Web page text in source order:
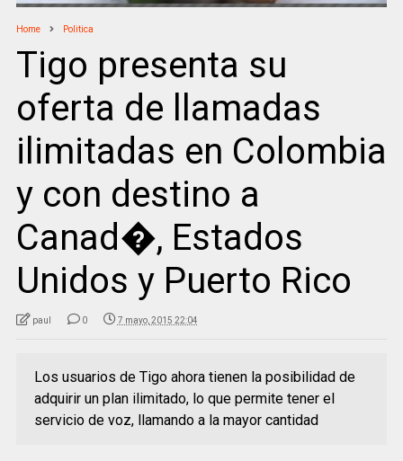
Home Politica
Tigo presenta su
oferta de llamadas
ilimitadas en Colombia
y con destino a
Canad�, Estados
Unidos y Puerto Rico
paul 0 7 mayo, 2015 22:04
Los usuarios de Tigo ahora tienen la posibilidad de
adquirir un plan ilimitado, lo que permite tener el
servicio de voz, llamando a la mayor cantidad